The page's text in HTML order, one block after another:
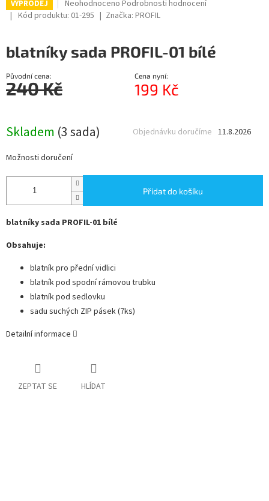
VÝPRODEJ
Průměrné
hodnocení
0,0
z
Neohodnoceno Podrobnosti hodnocení
Kód produktu: 01-295 Značka:PROFIL
blatníky sada PROFIL-01 bílé
Původní cena:
240 Kč
Cena nyní:
199 Kč
Skladem (3 sada) 11.8.2026
Objednávku doručíme
Možnosti doručení
Přidat do košíku
blatníky sada PROFIL-01 bílé
Obsahuje:
blatník pro přední vidlici
blatník pod spodní rámovou trubku
blatník pod sedlovku
sadu suchých ZIP pásek (7ks)
Detailní informace
ZEPTAT SE HLÍDAT